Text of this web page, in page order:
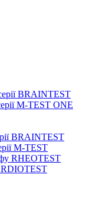
BRAINTEST
M-TEST ONE
BRAINTEST
M-TEST
RHEOTEST